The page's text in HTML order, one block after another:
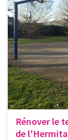
Rénover le
de